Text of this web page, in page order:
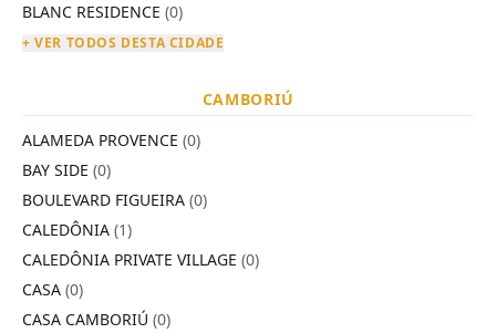
BLANC RESIDENCE (0)
+ VER TODOS DESTA CIDADE
CAMBORIÚ
ALAMEDA PROVENCE (0)
BAY SIDE (0)
BOULEVARD FIGUEIRA (0)
CALEDÔNIA (1)
CALEDÔNIA PRIVATE VILLAGE (0)
CASA (0)
CASA CAMBORIÚ (0)